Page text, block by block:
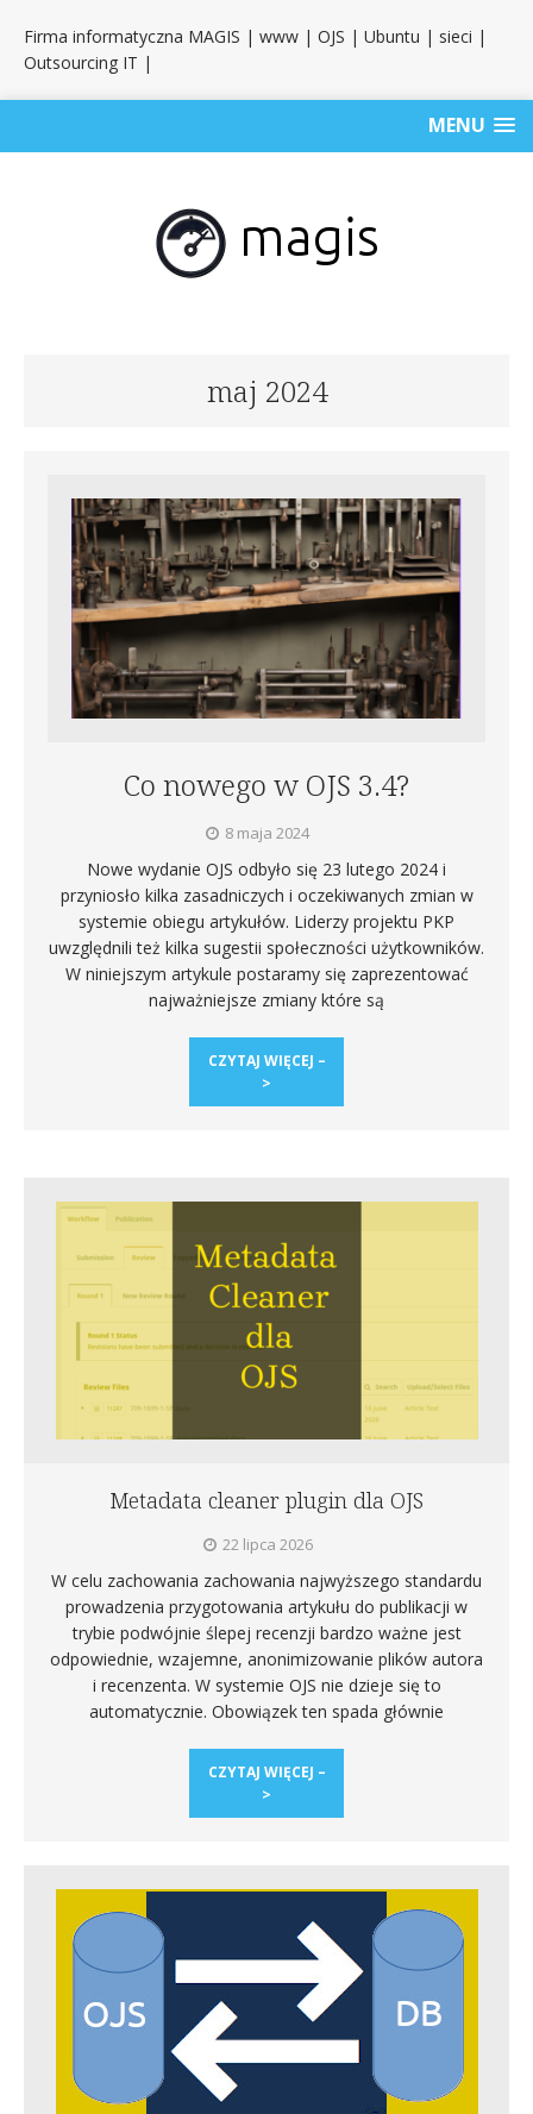
Firma informatyczna MAGIS | www | OJS | Ubuntu | sieci |
Outsourcing IT |
MENU
maj 2024
Co nowego w OJS 3.4?
8 maja 2024
Nowe wydanie OJS odbyło się 23 lutego 2024 i
przyniosło kilka zasadniczych i oczekiwanych zmian w
systemie obiegu artykułów. Liderzy projektu PKP
uwzględnili też kilka sugestii społeczności użytkowników.
W niniejszym artykule postaramy się zaprezentować
najważniejsze zmiany które są
CZYTAJ WIĘCEJ –
>
Metadata cleaner plugin dla OJS
22 lipca 2026
W celu zachowania zachowania najwyższego standardu
prowadzenia przygotowania artykułu do publikacji w
trybie podwójnie ślepej recenzji bardzo ważne jest
odpowiednie, wzajemne, anonimizowanie plików autora
i recenzenta. W systemie OJS nie dzieje się to
automatycznie. Obowiązek ten spada głównie
CZYTAJ WIĘCEJ –
>